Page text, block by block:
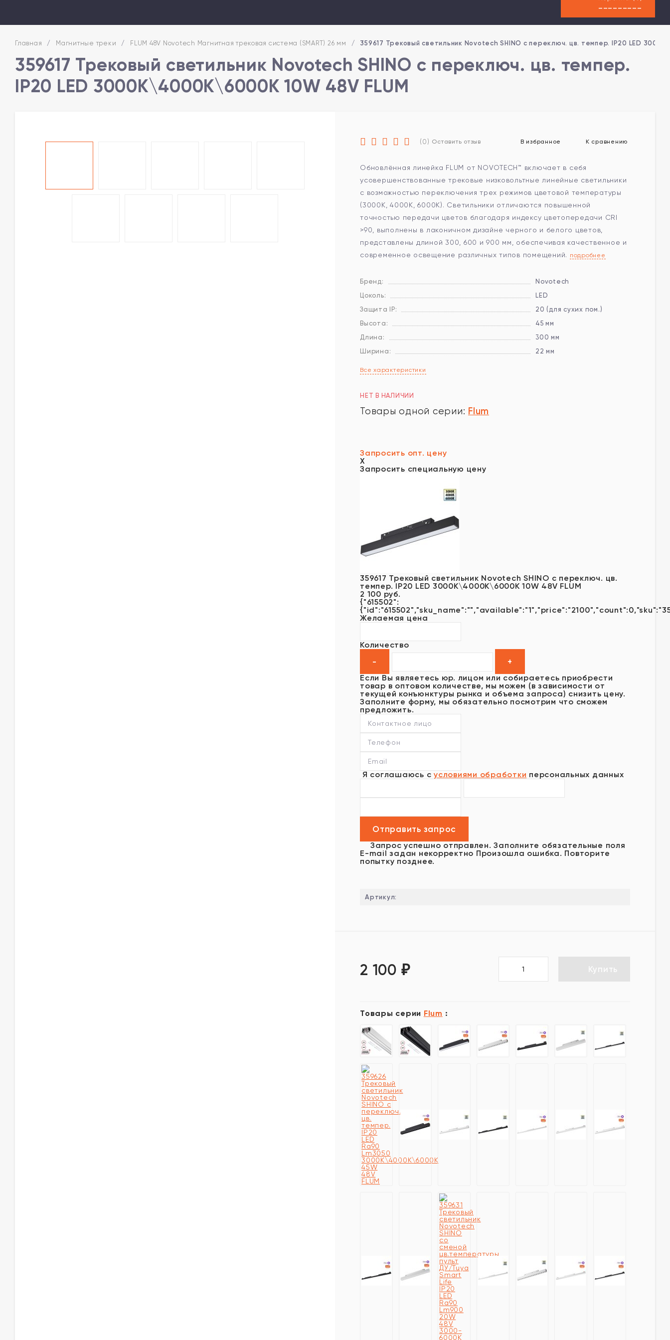
---------
Главная / Магнитные треки / FLUM 48V Novotech Магнитная трековая система (SMART) 26 мм / 359617 Трековый светильник Novotech SHINO с переключ. цв. темпер. IP20 LED
359617 Трековый светильник Novotech SHINO с переключ. цв. темпер.
IP20 LED 3000К\4000К\6000К 10W 48V FLUM
(0) Оставить отзыв В избранное К сравнению
Обновлённая линейка FLUM от NOVOTECH™ включает в себя
усовершенствованные трековые низковольтные линейные светильники
с возможностью переключения трех режимов цветовой температуры
(3000К, 4000К, 6000К). Светильники отличаются повышенной
точностью передачи цветов благодаря индексу цветопередачи CRI
>90, выполнены в лаконичном дизайне черного и белого цветов,
представлены длиной 300, 600 и 900 мм, обеспечивая качественное и
современное освещение различных типов помещений. подробнее
Бренд:
Novotech
Цоколь:
LED
Защита IP:
20 (для сухих пом.)
Высота:
45 мм
Длина:
300 мм
Ширина:
22 мм
Все характеристики
НЕТ В НАЛИЧИИ
Товары одной серии: Flum
Запросить опт. цену
X
Запросить специальную цену
359617 Трековый светильник Novotech SHINO с переключ. цв.
темпер. IP20 LED 3000К\4000К\6000К 10W 48V FLUM
2 100 руб.
{"615502":
Желаемая цена
Количество
Если Вы являетесь юр. лицом или собираетесь приобрести
товар в оптовом количестве, мы можем (в зависимости от
текущей конъюнктуры рынка и объема запроса) снизить цену.
Заполните форму, мы обязательно посмотрим что сможем
предложить.
Я соглашаюсь с условиями обработки персональных данных
Запрос успешно отправлен. Заполните обязательные поля
E-mail задан некорректно Произошла ошибка. Повторите
попытку позднее.
Артикул:
2 100 ₽ Купить
Товары серии Flum :